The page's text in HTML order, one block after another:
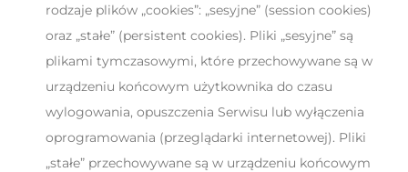
rodzaje plików „cookies”: „sesyjne” (session cookies)
oraz „stałe” (persistent cookies). Pliki „sesyjne” są
plikami tymczasowymi, które przechowywane są w
urządzeniu końcowym użytkownika do czasu
wylogowania, opuszczenia Serwisu lub wyłączenia
oprogramowania (przeglądarki internetowej). Pliki
„stałe” przechowywane są w urządzeniu końcowym